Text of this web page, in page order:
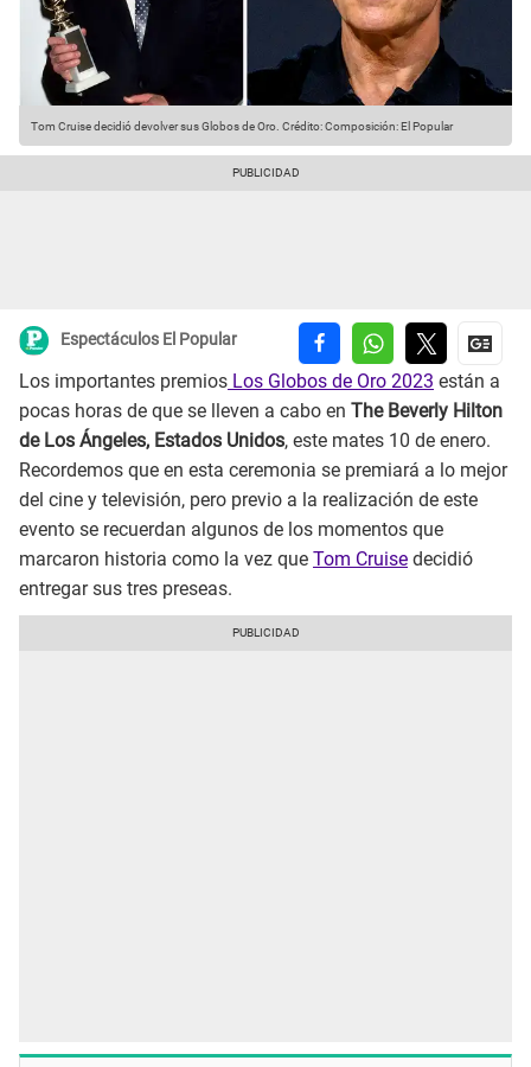
Tom Cruise decidió devolver sus Globos de Oro. Crédito: Composición: El Popular
Espectáculos El Popular
Los importantes premios Los Globos de Oro 2023 están a
pocas horas de que se lleven a cabo en The Beverly Hilton
de Los Ángeles, Estados Unidos, este mates 10 de enero.
Recordemos que en esta ceremonia se premiará a lo mejor
del cine y televisión, pero previo a la realización de este
evento se recuerdan algunos de los momentos que
marcaron historia como la vez que Tom Cruise decidió
entregar sus tres preseas.